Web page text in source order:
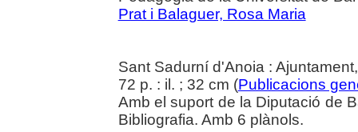
Prat i Balaguer, Rosa Maria
Sant Sadurní d'Anoia :
72 p. : il. ; 32 cm (Publicacions
Amb el suport de la Diputació de
Bibliografia. Amb 6 plànols.